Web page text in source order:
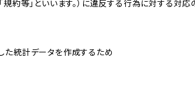
規約等」といいます。）に違反する行為に対する対応
た統計データを作成するため